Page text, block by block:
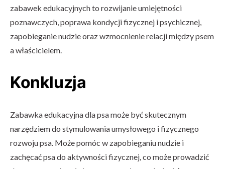
zabawek edukacyjnych to rozwijanie umiejętności
poznawczych, poprawa kondycji fizycznej i psychicznej,
zapobieganie nudzie oraz wzmocnienie relacji między psem
a właścicielem.
Konkluzja
Zabawka edukacyjna dla psa może być skutecznym
narzędziem do stymulowania umysłowego i fizycznego
rozwoju psa. Może pomóc w zapobieganiu nudzie i
zachęcać psa do aktywności fizycznej, co może prowadzić